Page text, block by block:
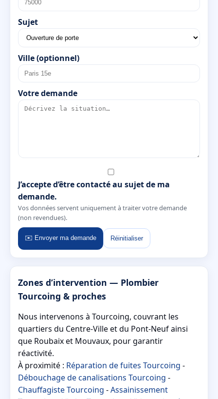
Sujet
Ville (optionnel)
Votre demande
J’accepte d’être contacté au sujet de ma
demande.
Vos données servent uniquement à traiter votre demande
(non revendues).
✉️ Envoyer ma demande Réinitialiser
Zones d’intervention — Plombier
Tourcoing & proches
Nous intervenons à Tourcoing, couvrant les
quartiers du Centre-Ville et du Pont-Neuf ainsi
que Roubaix et Mouvaux, pour garantir
réactivité.
À proximité : Réparation de fuites Tourcoing -
Débouchage de canalisations Tourcoing -
Chauffagiste Tourcoing -Assainissement